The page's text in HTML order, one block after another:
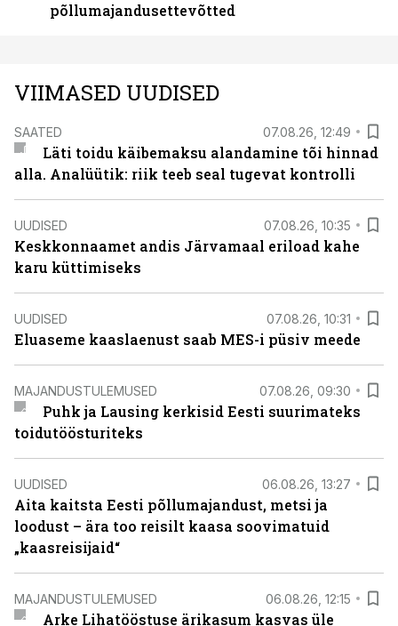
põllumajandusettevõtted
VIIMASED UUDISED
SAATED 07.08.26, 12:49
Läti toidu käibemaksu alandamine tõi hinnad
alla. Analüütik: riik teeb seal tugevat kontrolli
UUDISED 07.08.26, 10:35
Keskkonnaamet andis Järvamaal eriload kahe
karu küttimiseks
UUDISED 07.08.26, 10:31
Eluaseme kaaslaenust saab MES-i püsiv meede
MAJANDUSTULEMUSED 07.08.26, 09:30
Puhk ja Lausing kerkisid Eesti suurimateks
toidutöösturiteks
UUDISED 06.08.26, 13:27
Aita kaitsta Eesti põllumajandust, metsi ja
loodust – ära too reisilt kaasa soovimatuid
„kaasreisijaid“
MAJANDUSTULEMUSED 06.08.26, 12:15
Arke Lihatööstuse ärikasum kasvas üle